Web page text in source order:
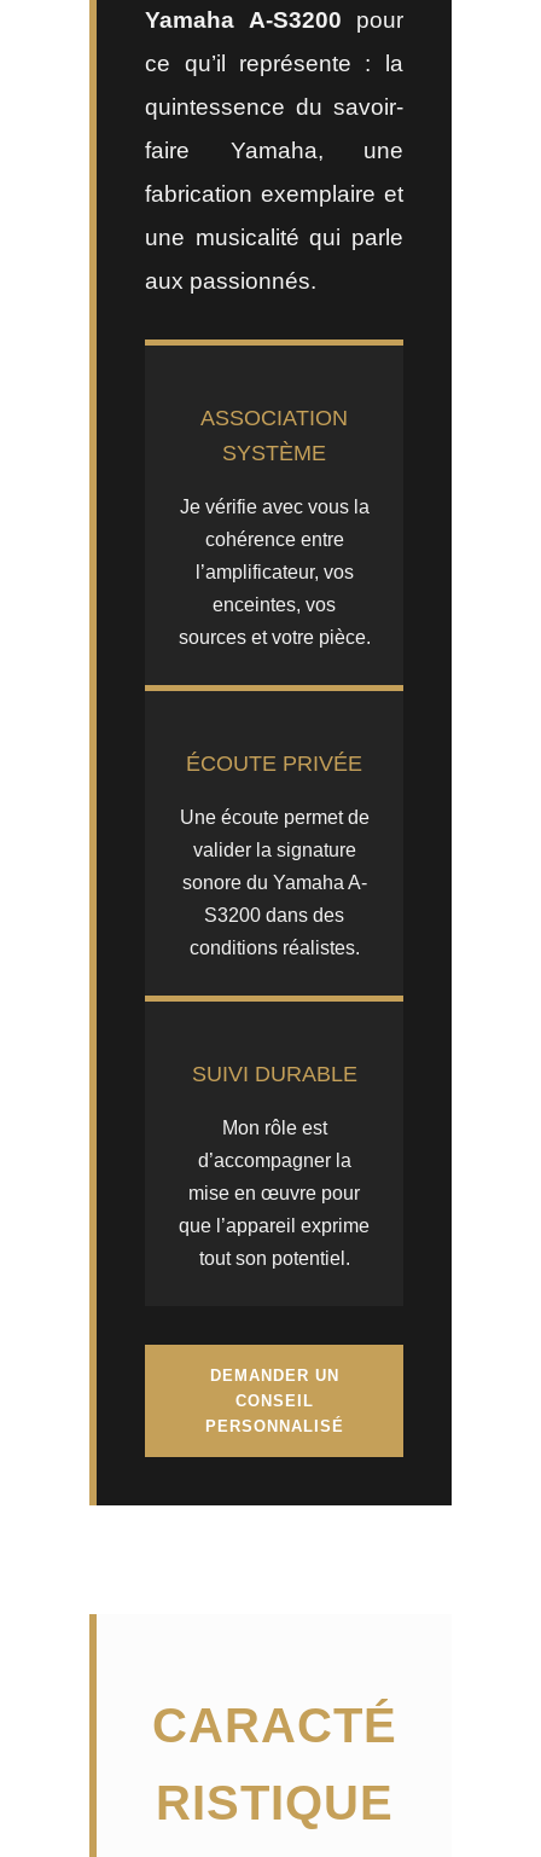
Yamaha A-S3200 pour
ce qu’il représente : la
quintessence du savoir-
faire Yamaha, une
fabrication exemplaire et
une musicalité qui parle
aux passionnés.
ASSOCIATION
SYSTÈME
Je vérifie avec vous la
cohérence entre
l’amplificateur, vos
enceintes, vos
sources et votre pièce.
ÉCOUTE PRIVÉE
Une écoute permet de
valider la signature
sonore du Yamaha A-
S3200 dans des
conditions réalistes.
SUIVI DURABLE
Mon rôle est
d’accompagner la
mise en œuvre pour
que l’appareil exprime
tout son potentiel.
DEMANDER UN
CONSEIL
PERSONNALISÉ
CARACTÉ
RISTIQUE